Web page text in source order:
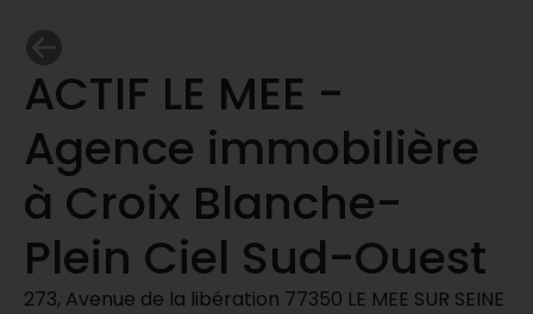
ACTIF LE MEE -
Agence immobilière
à Croix Blanche-
Plein Ciel Sud-Ouest
273, Avenue de la libération 77350 LE MEE SUR SEINE